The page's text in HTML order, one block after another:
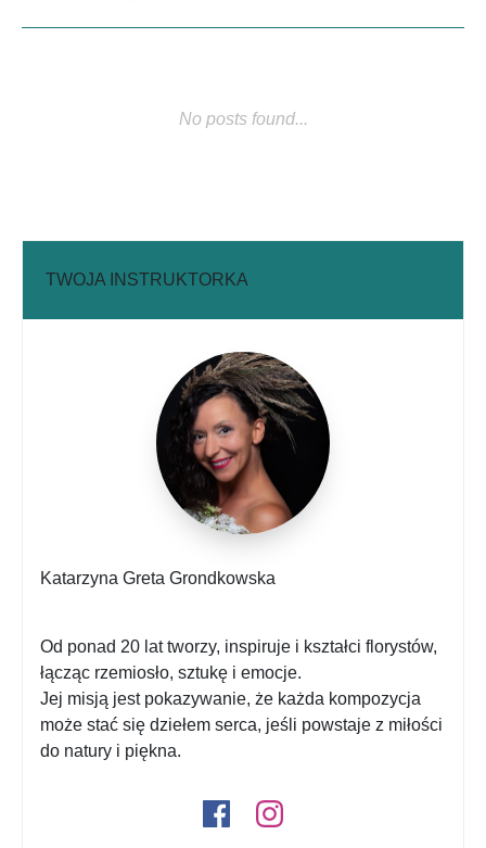
No posts found...
TWOJA INSTRUKTORKA
Katarzyna Greta Grondkowska
Od ponad 20 lat tworzy, inspiruje i kształci florystów,
łącząc rzemiosło, sztukę i emocje.
Jej misją jest pokazywanie, że każda kompozycja
może stać się dziełem serca, jeśli powstaje z miłości
do natury i piękna.